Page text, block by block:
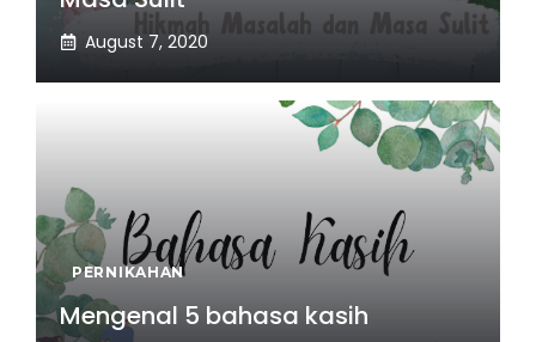
August 7, 2020
PERNIKAHAN
Mengenal 5 bahasa kasih